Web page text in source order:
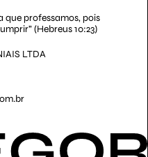
LTDA
que professamos, pois
(Hebreus 10:23)